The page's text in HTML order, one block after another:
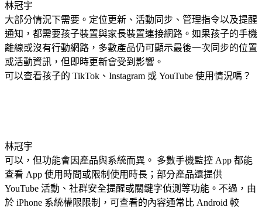
林冠宇
大部分情況下需要。定位更新、活動同步、管理指令以及提醒
通知，都需要孩子裝置與家長裝置連接網路。如果孩子的手機
離線或沒有行動網路，多數產品仍可顯示最後一次同步的位置
或活動資訊，但即時更新會受到影響。
可以查看孩子的 TikTok、Instagram 或 YouTube 使用情況嗎？
林冠宇
可以，但功能會因產品與系統而異。 多數手機監控 App 都能
查看 App 使用時間或限制使用時長；部分產品還提供
YouTube 活動、社群安全提醒或關鍵字偵測等功能。不過，由
於 iPhone 系統權限限制，可查看的內容通常比 Android 較